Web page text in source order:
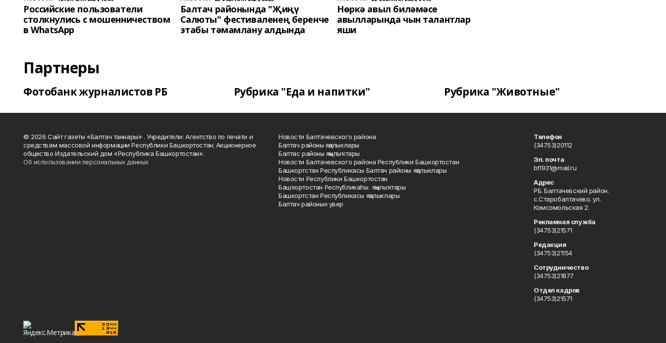
Российские пользователи
столкнулись с мошенничеством
в WhatsApp
Балтач районында "Җиңү
Салюты" фестиваленең беренче
этабы тәмамлану алдында
Нөркә авыл биләмәсе
авылларында чын талантлар
яши
Партнеры
Фотобанк журналистов РБ Рубрика "Еда и напитки" Рубрика "Животные"
© 2026 Сайт газеты «Балтач таннары» . Учредители: Агентство по печати и
средствам массовой информации Республики Башкортостан; Акционерное
общество Издательский дом «Республика Башкортостан».
Об использовании персональных данных
Новости Балтачевского района
Балтач районы яңалыклары
Балтас районы яңылыҡтары
Новости Балтачевского района Республики Башкортостан
Башкортстан Республикасы Балтач районы яңалыклары
Новости Республики Башкортостан
Башҡортостан Республикаһы яңылыҡтары
Башкортстан Республикасы яңалыклары
Балтач районын увер
Телефон
(34753)20112
Эл. почта
bt1931@mail.ru
Адрес
РБ. Балтачевский район.
с.Старобалтачево. ул.
Комсомольская 2.
Рекламная служба
(34753)21571
Редакция
(34753)21154
Сотрудничество
(34753)21877
Отдел кадров
(34753)21571